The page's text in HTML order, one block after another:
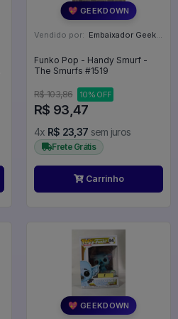
💖 GEEKDOWN
Vendido por: Embaixador Geek - SP
Funko Pop - Handy Smurf -
The Smurfs #1519
R$ 103,86 10% OFF
R$ 93,47
4x R$ 23,37 sem juros
Frete Grátis
Carrinho
💖 GEEKDOWN